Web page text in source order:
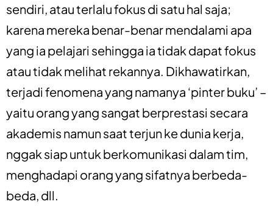
sendiri, atau terlalu fokus di satu hal saja;
karena mereka benar-benar mendalami apa
yang ia pelajari sehingga ia tidak dapat fokus
atau tidak melihat rekannya. Dikhawatirkan,
terjadi fenomena yang namanya ‘pinter buku’ –
yaitu orang yang sangat berprestasi secara
akademis namun saat terjun ke dunia kerja,
nggak siap untuk berkomunikasi dalam tim,
menghadapi orang yang sifatnya berbeda-
beda, dll.